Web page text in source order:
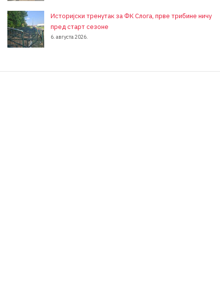
Историјски тренутак за ФК Слога, прве трибине ничу
пред старт сезоне
6. августа 2026.